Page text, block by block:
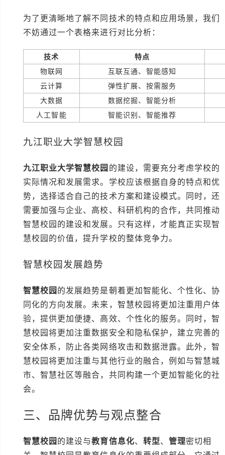
为了更清晰地了解不同技术的特点和应用场景，我们
不妨通过一个表格来进行对比分析：
技术
特点
物联网
互联互通、智能感知
云计算
弹性扩展、按需服务
大数据
数据挖掘、智能分析
人工智能
智能识别、智能推荐
九江职业大学智慧校园
九江职业大学智慧校园的建设，需要充分考虑学校的
实际情况和发展需求。学校应该根据自身的特点和优
势，选择适合自己的技术方案和建设模式。同时，还
需要加强与企业、高校、科研机构的合作，共同推动
智慧校园的建设和发展。只有这样，才能真正实现智
慧校园的价值，提升学校的整体竞争力。
智慧校园发展趋势
智慧校园的发展趋势是朝着更加智能化、个性化、协
同化的方向发展。未来，智慧校园将更加注重用户体
验，提供更加便捷、高效、个性化的服务。同时，智
慧校园将更加注重数据安全和隐私保护，建立完善的
安全体系，防止各类网络攻击和数据泄露。此外，智
慧校园将更加注重与其他行业的融合，例如与智慧城
市、智慧社区等融合，共同构建一个更加智能化的社
会。
三、品牌优势与观点整合
智慧校园的建设与教育信息化、 转型、 管理密切相